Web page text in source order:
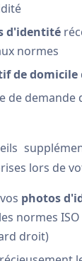
d'identité
normes
de domicile
de demande
lors de
photos
normes
droit)